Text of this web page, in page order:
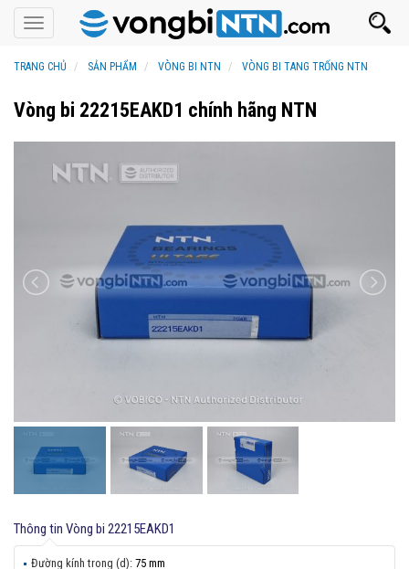
Toggle
navigation
TRANG CHỦ SẢN PHẨM VÒNG BI NTN VÒNG BI TANG TRỐNG NTN
Vòng bi 22215EAKD1 chính hãng NTN
Thông tin Vòng bi 22215EAKD1
Đường kính trong (d): 75 mm